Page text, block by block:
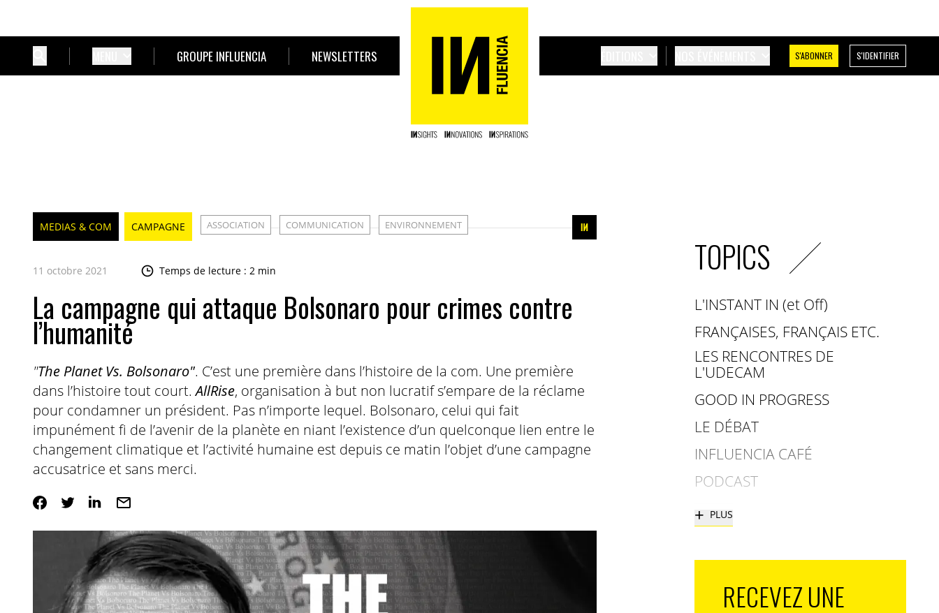
GROUPE INFLUENCIA NEWSLETTERS S'ABONNER S'IDENTIFIER
MEDIAS & COM CAMPAGNE ASSOCIATION COMMUNICATION ENVIRONNEMENT
11 octobre 2021 Temps de lecture : 2 min
La campagne qui attaque Bolsonaro pour crimes contre
l’humanité
"The Planet Vs. Bolsonaro". C’est une première dans l’histoire de la com. Une première
dans l’histoire tout court. AllRise, organisation à but non lucratif s’empare de la réclame
pour condamner un président. Pas n’importe lequel. Bolsonaro, celui qui fait
impunément fi de l’avenir de la planète en niant l’existence d’un quelconque lien entre le
changement climatique et l’activité humaine est depuis ce matin l’objet d’une campagne
accusatrice et sans merci.
TOPICS
L'INSTANT IN (et Off)
FRANÇAISES, FRANÇAIS ETC.
LES RENCONTRES DE
L'UDECAM
GOOD IN PROGRESS
LE DÉBAT
INFLUENCIA CAFÉ
PODCAST
+ PLUS
RECEVEZ UNE